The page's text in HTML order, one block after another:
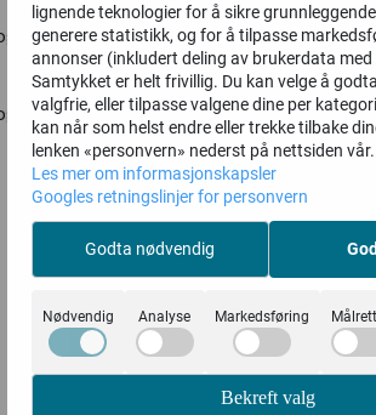
raske resultater. Du kan enkelt bytte
leveres med komfortabel bæresele for
lignende teknologier for å sikre
generere statistikk, og for å tilpasse
annonser (inkludert deling av brukerdata
Samtykket er helt frivillig. Du kan velge å
valgfrie, eller tilpasse valgene dine per
kan når som helst endre eller trekke tilbake
lenken «personvern» nederst på nettsiden vår.
Les mer om informasjonskapsler
Googles retningslinjer for personvern
Godta nødvendig
Nødvendig Analyse Markedsføring
Bekreft valg